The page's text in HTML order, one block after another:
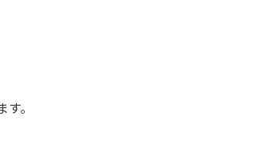
。